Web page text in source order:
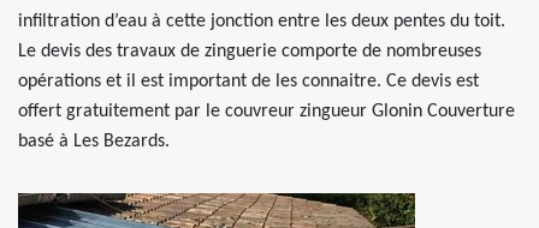
infiltration d’eau à cette jonction entre les deux pentes du toit.
Le devis des travaux de zinguerie comporte de nombreuses
opérations et il est important de les connaitre. Ce devis est
offert gratuitement par le couvreur zingueur Glonin Couverture
basé à Les Bezards.